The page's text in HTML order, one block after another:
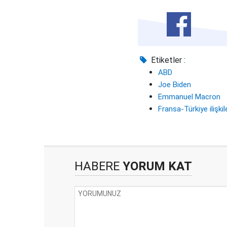
Etiketler :
ABD
Joe Biden
Emmanuel Macron
Fransa-Türkiye
HABERE YORUM KAT